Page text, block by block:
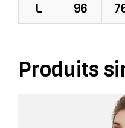
L 96
Produits